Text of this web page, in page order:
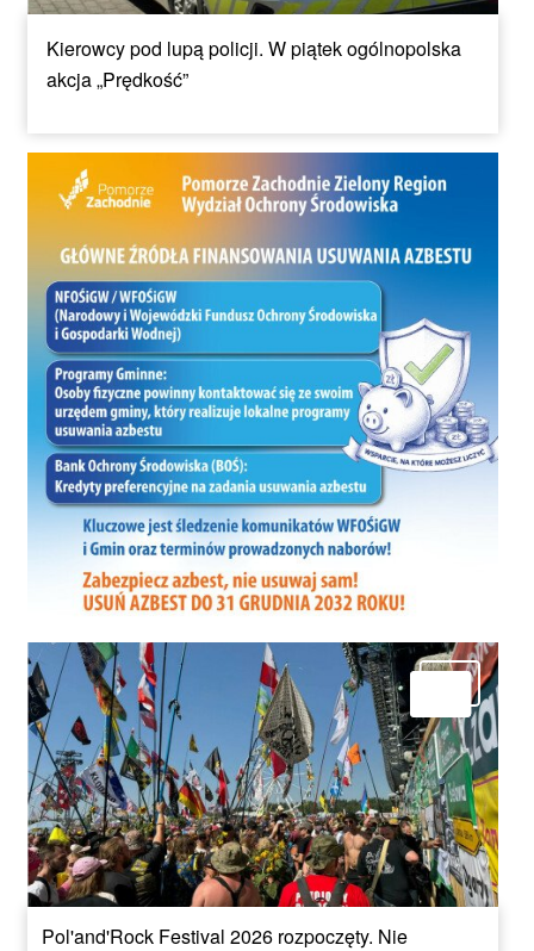
Kierowcy pod lupą policji. W piątek ogólnopolska
akcja „Prędkość”
Pol'and'Rock Festival 2026 rozpoczęty. Nie